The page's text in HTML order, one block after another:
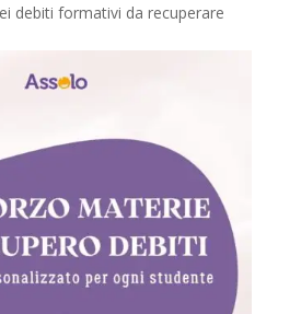
debiti formativi da recuperare